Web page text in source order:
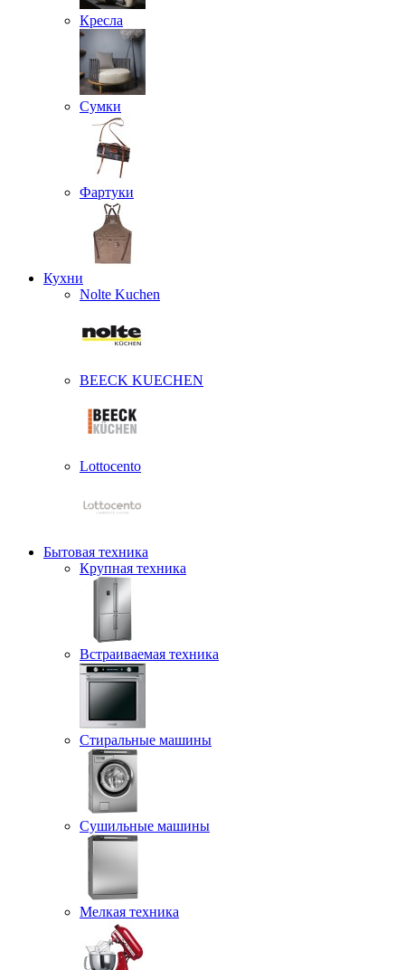
Кресла
Сумки
Фартуки
Кухни
Nolte Kuchen
BEECK KUECHEN
Lottocento
Бытовая техника
Крупная техника
Встраиваемая техника
Стиральные машины
Сушильные машины
Мелкая техника